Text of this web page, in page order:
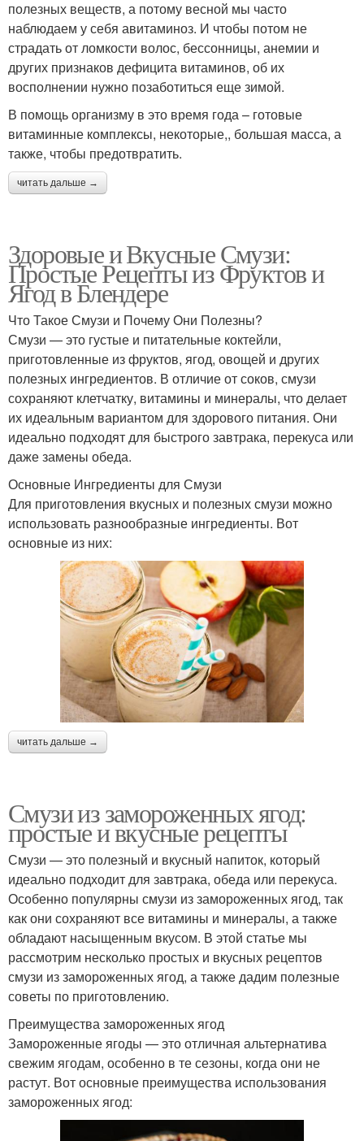
полезных веществ, а потому весной мы часто
наблюдаем у себя авитаминоз. И чтобы потом не
страдать от ломкости волос, бессонницы, анемии и
других признаков дефицита витаминов, об их
восполнении нужно позаботиться еще зимой.
В помощь организму в это время года – готовые
витаминные комплексы, некоторые,, большая масса, а
также, чтобы предотвратить.
читать дальше →
Здоровые и Вкусные Смузи:
Простые Рецепты из Фруктов и
Ягод в Блендере
Что Такое Смузи и Почему Они Полезны?
Смузи — это густые и питательные коктейли,
приготовленные из фруктов, ягод, овощей и других
полезных ингредиентов. В отличие от соков, смузи
сохраняют клетчатку, витамины и минералы, что делает
их идеальным вариантом для здорового питания. Они
идеально подходят для быстрого завтрака, перекуса или
даже замены обеда.
Основные Ингредиенты для Смузи
Для приготовления вкусных и полезных смузи можно
использовать разнообразные ингредиенты. Вот
основные из них:
читать дальше →
Смузи из замороженных ягод:
простые и вкусные рецепты
Смузи — это полезный и вкусный напиток, который
идеально подходит для завтрака, обеда или перекуса.
Особенно популярны смузи из замороженных ягод, так
как они сохраняют все витамины и минералы, а также
обладают насыщенным вкусом. В этой статье мы
рассмотрим несколько простых и вкусных рецептов
смузи из замороженных ягод, а также дадим полезные
советы по приготовлению.
Преимущества замороженных ягод
Замороженные ягоды — это отличная альтернатива
свежим ягодам, особенно в те сезоны, когда они не
растут. Вот основные преимущества использования
замороженных ягод: